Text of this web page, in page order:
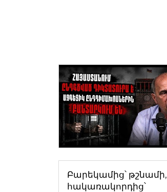
Բարեկամից՝ թշնամի,
հակառակորդից՝